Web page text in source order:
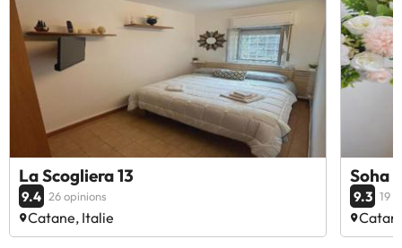
La Scogliera 13
9.4 26 opinions
Catane, Italie
Soha
9.3 19